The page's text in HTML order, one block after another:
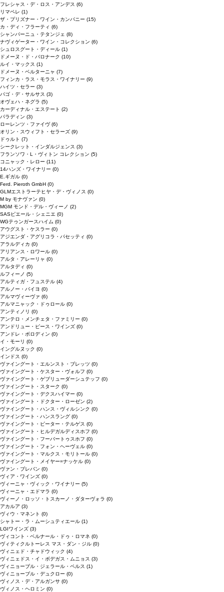
フレシャス・デ・ロス・アンデス (6)
リマペレ (1)
ザ・プリズナー・ワイン・カンパニー (15)
カ・ディ・フラーティ (6)
シャンパーニュ・テタンジェ (8)
ナヴィゲーター・ワイン・コレクション (6)
シュロスグート・ディール (1)
ドメーヌ・ド・バロナーク (10)
ルイ・マックス (1)
ドメーヌ・ベルターニャ (7)
フィンカ・ラス・モラス・ワイナリー (9)
ハイツ・セラー (3)
パゴ・デ・サルサス (3)
オヴェハ・ネグラ (5)
カーディナル・エステート (2)
パラディン (3)
ローレンツ・ファイヴ(6)
オリン・スウィフト・セラーズ (9)
ドゥルト (7)
シークレット・インダルジェンス (3)
フランソワ・L・ヴィトン コレクション (5)
コニャック・レロー (11)
14ハンズ・ワイナリー (0)
E.ギガル (0)
Ferd. Pieroth GmbH (0)
GLMエストラーテヒヤ・デ・ヴィノス (0)
M by モナヴァン (0)
MGM モンド・デル・ヴィーノ (2)
SASピエール・シェニエ (0)
WGテゥンガースハイム (0)
アウグスト・ケスラー (0)
アジエンダ・アグリコラ・パセッティ (0)
アラルディカ (0)
アリアンス・ロワール (0)
アルタ・アレーリャ (0)
アルタディ (0)
ルフィーノ (5)
アルティガ・フュステル (4)
アルノー・バイヨ (0)
アルマヴィーヴァ (6)
アルマニャック・ドゥロール (0)
アンティノリ (0)
アンテロ・メンチェタ・ファミリー (0)
アンドリュー・ピース・ワインズ (0)
アンドレ・ボロディン (0)
イ・モーリ (0)
イングルヌック (0)
インドス (0)
ヴァイングート・エルンスト・ブレッツ (0)
ヴァイングート・ケスター・ヴォルフ (0)
ヴァイングート・ゲブリューダーシュテッフ (0)
ヴァイングート・スターク (0)
ヴァイングート・デクスハイマー (0)
ヴァイングート・ドクター・ローゼン (2)
ヴァイングート・ハンス・ヴィルシンク (0)
ヴァイングート・ハンスラング (0)
ヴァイングート・ピーター・テルゲス (0)
ヴァイングート・ヒルデガルディスホフ (0)
ヴァイングート・フーバートゥスホフ (0)
ヴァイングート・フォン・ヘーヴェル (0)
ヴァイングート・マルクス・モリトール (0)
ヴァイングート・メイヤー=ナッケル (0)
ヴァン・ブレバン (0)
ヴィア・ワインズ (0)
ヴィーニャ・ヴィック・ワイナリー (5)
ヴィーニャ・エドマラ (0)
ヴィーノ・ロッソ・トスカーノ・ダターヴォラ (0)
アカルア (3)
ヴィウ・マネント (0)
シャトー・ラ・ムーシュティエール (1)
LGIワインズ (3)
ヴィコント・ベルナール・ドゥ・ロマネ (0)
ヴィティクルトーレス マス・ダン・ジル (0)
ヴィニェド・チャドウィック (4)
ヴィニェドス・イ・ボデガス・ムニョス (3)
ヴィニョーブル・ジェラール・ペルス (1)
ヴィニョーブル・デュクロー (0)
ヴィノス・デ・アルガンサ (0)
ヴィノス・ヘロミン (0)